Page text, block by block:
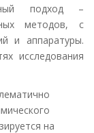
подход –
методов, с
и аппаратуры.
исследования
на